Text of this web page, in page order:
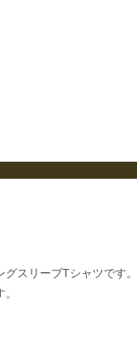
グスリーブTシャツです。